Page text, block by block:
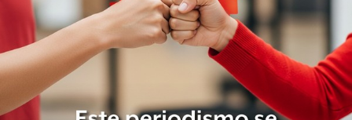
Smirnov dijo que el avión redujo su velocidad en 300
kilómetros (186 millas) por hora y su altitud en 1.500
metros (5.000 pies) un minuto antes de estrellarse el
sábado.
Pero al ser preguntado por más detalles sobre el tipo de